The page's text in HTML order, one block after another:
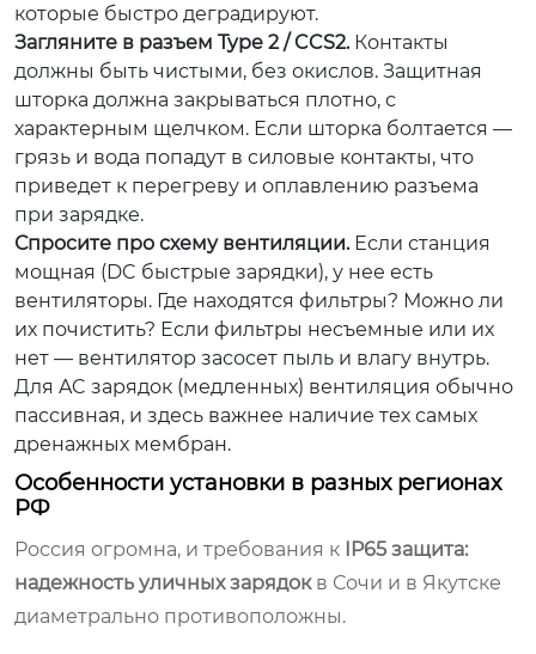
которые быстро деградируют.
Загляните в разъем Type 2 / CCS2.Контакты
должны быть чистыми, без окислов. Защитная
шторка должна закрываться плотно, с
характерным щелчком. Если шторка болтается —
грязь и вода попадут в силовые контакты, что
приведет к перегреву и оплавлению разъема
при зарядке.
Спросите про схему вентиляции.Если станция
мощная (DC быстрые зарядки), у нее есть
вентиляторы. Где находятся фильтры? Можно ли
их почистить? Если фильтры несъемные или их
нет — вентилятор засосет пыль и влагу внутрь.
Для AC зарядок (медленных) вентиляция обычно
пассивная, и здесь важнее наличие тех самых
дренажных мембран.
Особенности установки в разных регионах
РФ
Россия огромна, и требования к IP65 защита:
надежность уличных зарядокв Сочи и в Якутске
диаметрально противоположны.